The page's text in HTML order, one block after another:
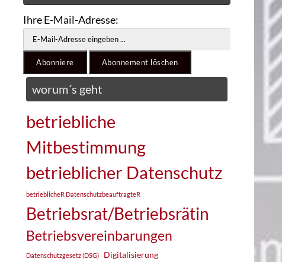
Ihre E-Mail-Adresse:
worum´s geht
betriebliche
Mitbestimmung
betrieblicher Datenschutz
betrieblicheR DatenschutzbeauftragteR
Betriebsrat/Betriebsrätin
Betriebsvereinbarungen
Datenschutzgesetz (DSG) Digitalisierung